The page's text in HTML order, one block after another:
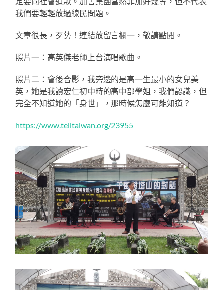
我們要輕輕放過線民問題。
文章很長，歹勢！連結放留言欄一，敬請點閱。
照片一：高英傑老師上台演唱歌曲。
照片二：會後合影，我旁邊的是高一生最小的女兒美
英，她是我讀宏仁初中時的高中部學姐，我們認識，但
完全不知道她的「身世」，那時候怎麼可能知道？
https://www.telltaiwan.org/23955